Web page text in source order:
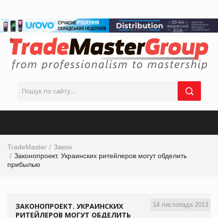
TradeMaster
Закон
Законопроект. Украинских ритейлеров могут обделить
прибылью
14 листопада 2013
ЗАКОНОПРОЕКТ. УКРАИНСКИХ
РИТЕЙЛЕРОВ МОГУТ ОБДЕЛИТЬ